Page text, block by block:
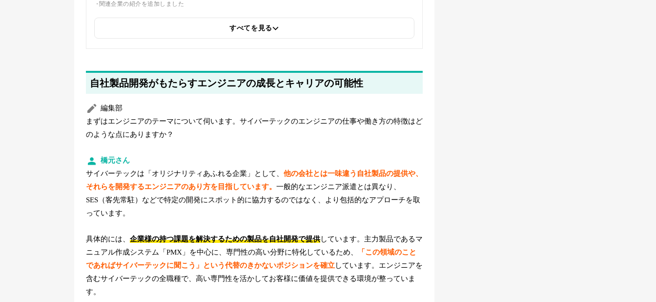
関連企業の紹介を追加しました
筆者情報を更新しました
すべてを見る
自社製品開発がもたらすエンジニアの成長とキャリアの可能性
編集部
まずはエンジニアのテーマについて伺います。サイバーテックのエンジニアの仕事や働き方の特徴はど
のような点にありますか？
橋元さん
サイバーテックは「オリジナリティあふれる企業」として、 他の会社とは一味違う自社製品の提供や、
それらを開発するエンジニアのあり方を目指しています。 一般的なエンジニア派遣とは異なり、
SES（客先常駐）などで特定の開発にスポット的に協力するのではなく、より包括的なアプローチを取
っています。
具体的には、 企業様の持つ課題を解決するための製品を自社開発で提供しています。主力製品であるマ
ニュアル作成システム「PMX」を中心に、専門性の高い分野に特化しているため、
「この領域のこと
であればサイバーテックに聞こう」という代替のきかないポジションを確立しています。エンジニアを
含むサイバーテックの全職種で、高い専門性を活かしてお客様に価値を提供できる環境が整っていま
す。